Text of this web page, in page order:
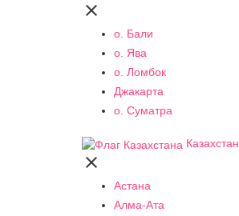

о. Бали
о. Ява
о. Ломбок
Джакарта
о. Суматра
Казахстан

Астана
Алма-Ата